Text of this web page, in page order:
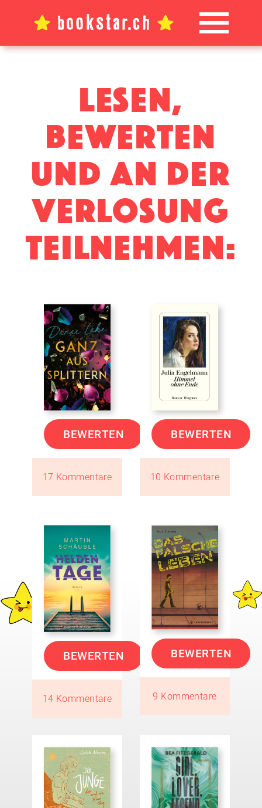
Lesen,
bewerten
und an der
verlosung
teilnehmen:
BEWERTEN
17 Kommentare
BEWERTEN
10 Kommentare
BEWERTEN
14 Kommentare
BEWERTEN
9 Kommentare